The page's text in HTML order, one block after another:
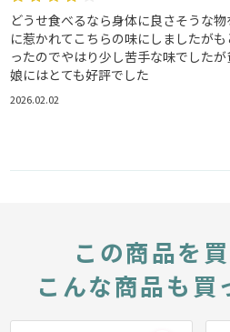
どうせ食べるなら身体に良さそうな
に惹かれてこちらの味にしましたが
ったのでやはり少し苦手な味でした
娘にはとても好評でした
2026.02.02
この商品を
こんな商品も買